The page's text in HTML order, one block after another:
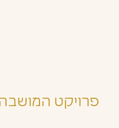
פרויקט המושבה